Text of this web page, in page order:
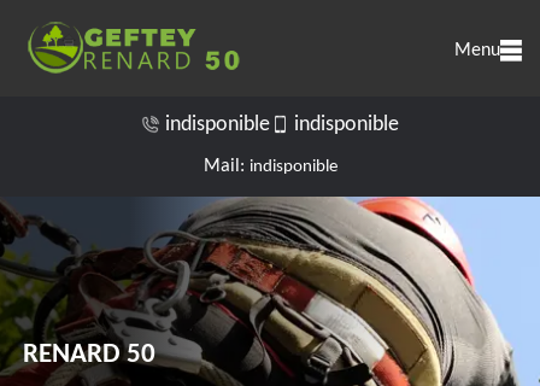
Menu
indisponible indisponible
Mail: indisponible
RENARD 50